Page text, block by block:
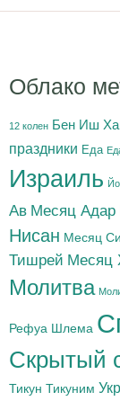
Облако
12 колен Бен Иш
праздники Еда
Израиль
Ав Месяц Адар
Нисан Месяц
Тишрей Месяц
Молитва
Рефуа Шлема
Скрытый
Тикун Тикуним